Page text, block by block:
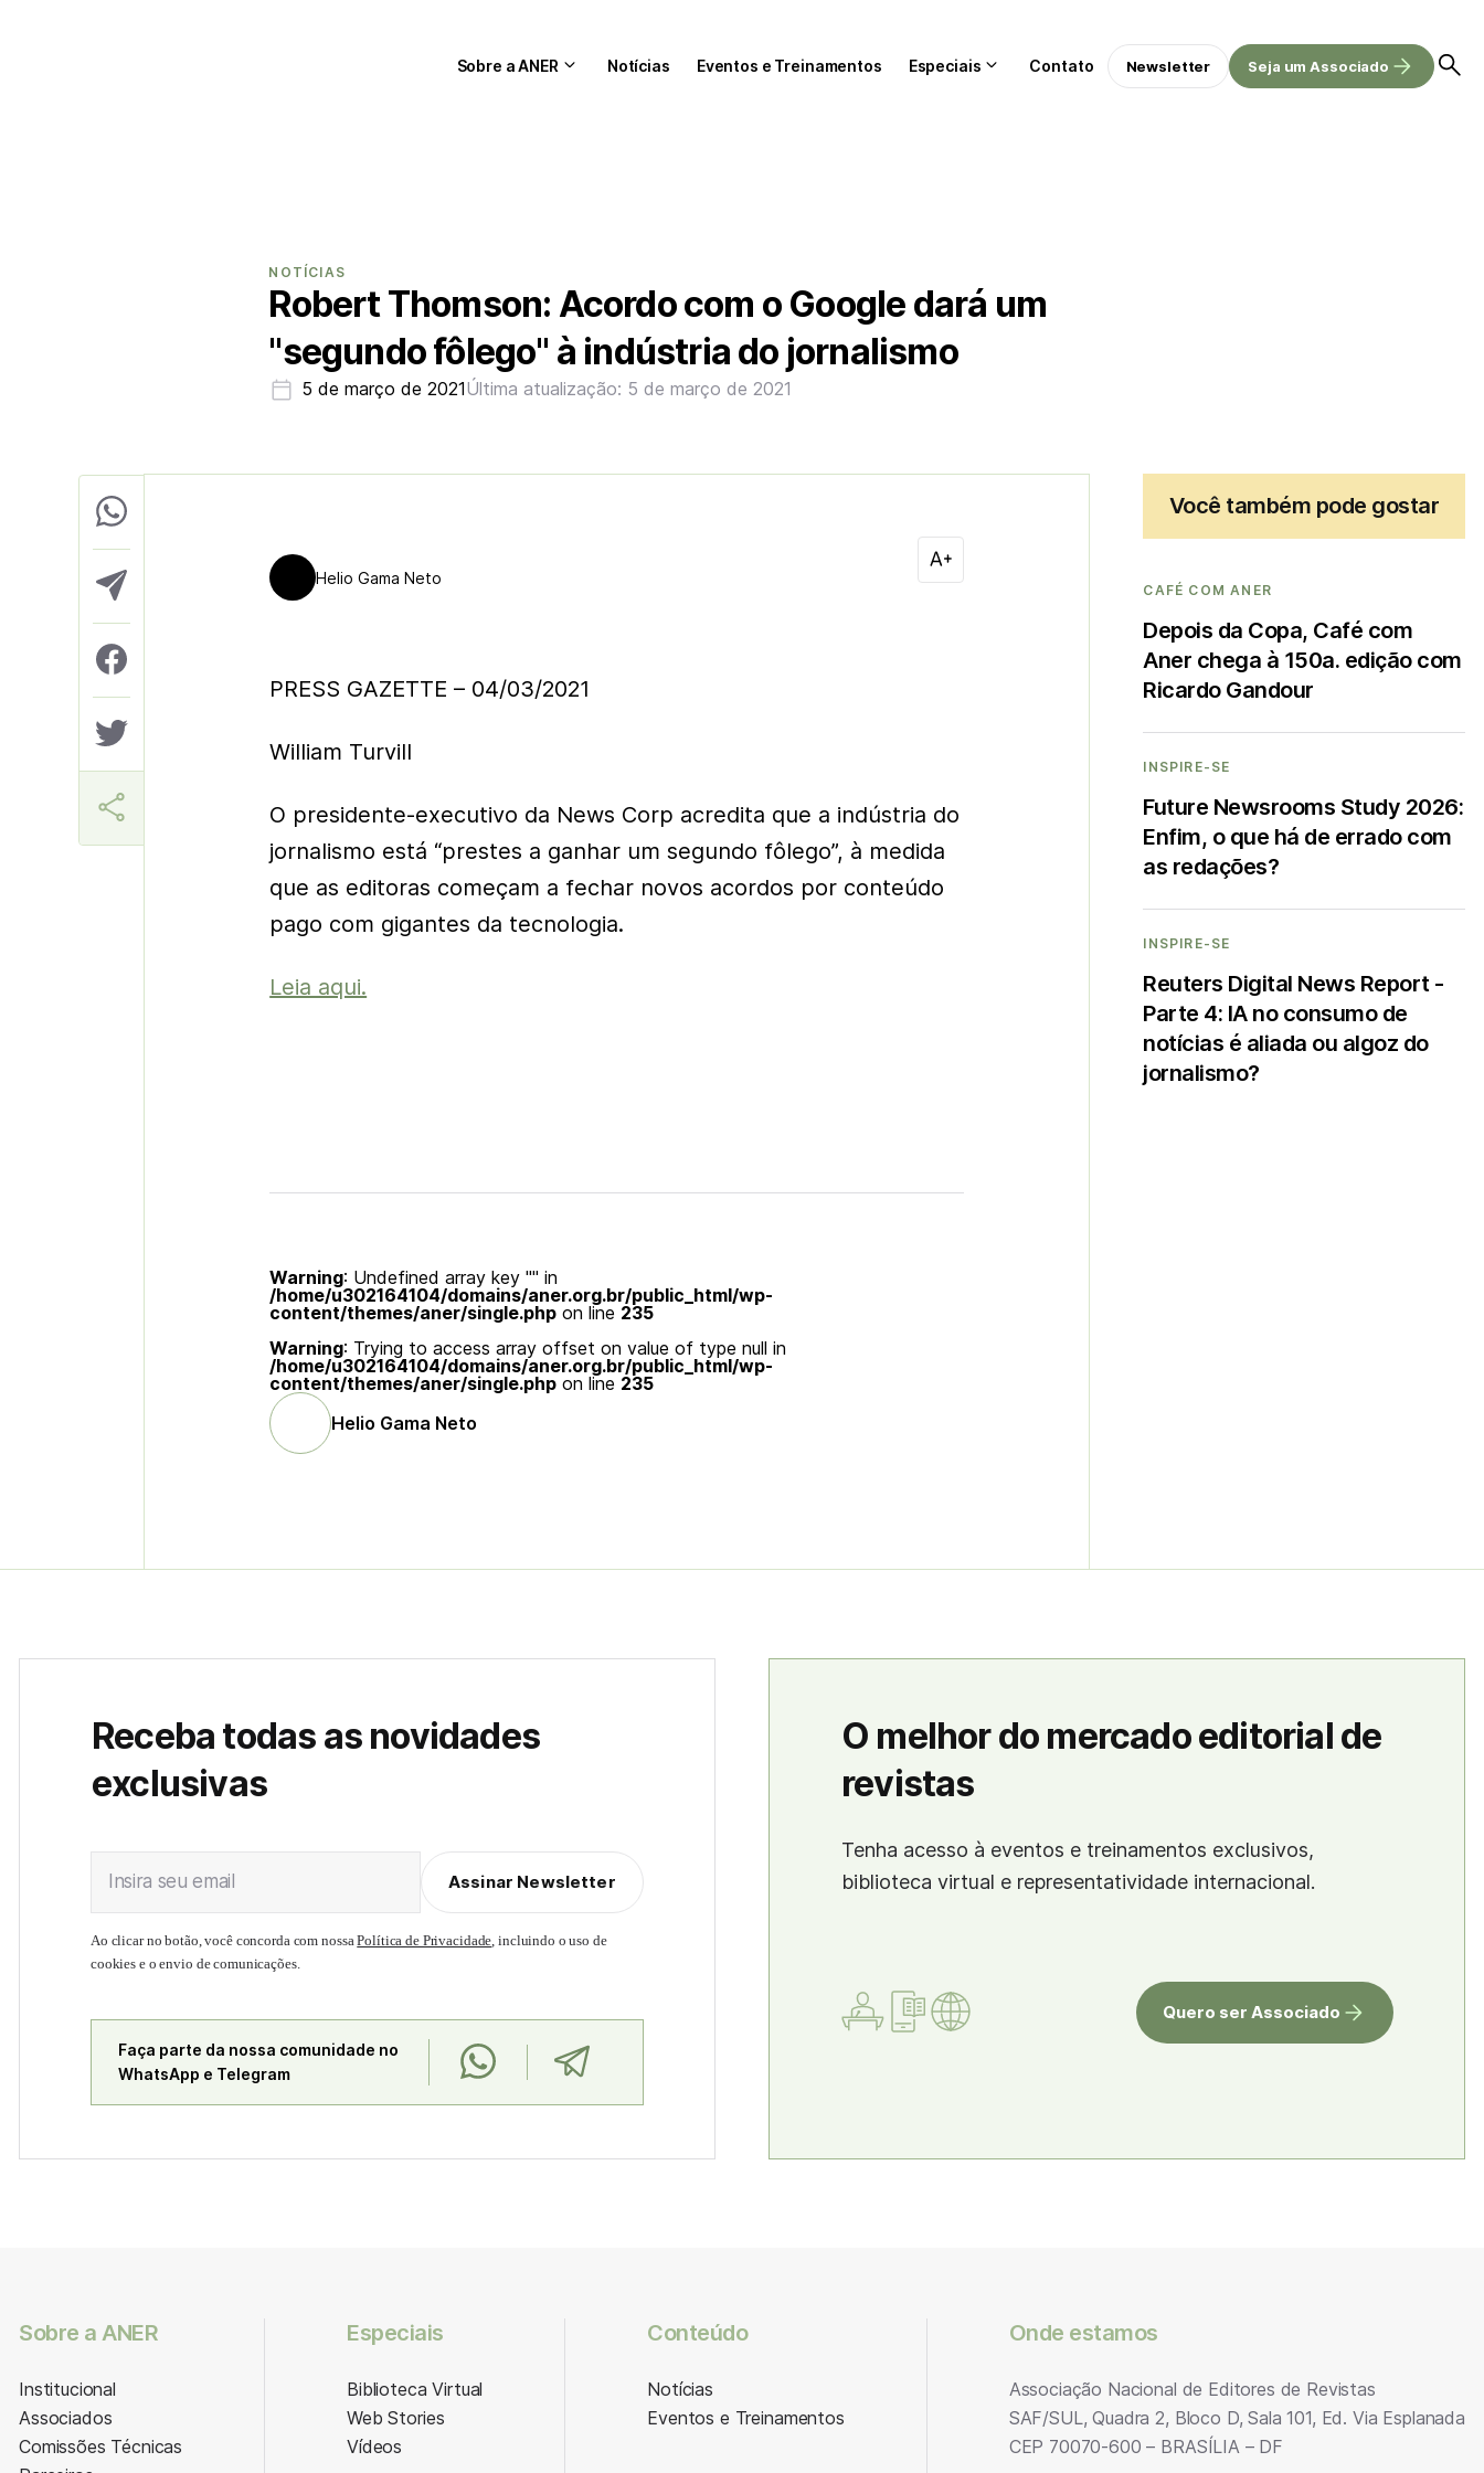
Sobre a ANER Notícias Eventos e Treinamentos Especiais Contato Newsletter Seja um Associado
NOTÍCIAS
Robert Thomson: Acordo com o Google dará um
"segundo fôlego" à indústria do jornalismo
5 de março de 2021Última atualização: 5 de março de 2021
Helio Gama Neto
PRESS GAZETTE – 04/03/2021
William Turvill
O presidente-executivo da News Corp acredita que a indústria do
jornalismo está “prestes a ganhar um segundo fôlego”, à medida
que as editoras começam a fechar novos acordos por conteúdo
pago com gigantes da tecnologia.
Leia aqui.
Warning: Undefined array key "" in
/home/u302164104/domains/aner.org.br/public_html/wp-
content/themes/aner/single.php on line 235
Warning: Trying to access array offset on value of type null in
/home/u302164104/domains/aner.org.br/public_html/wp-
content/themes/aner/single.php on line 235
Helio Gama Neto
Você também pode gostar
CAFÉ COM ANER
Depois da Copa, Café com
Aner chega à 150a. edição com
Ricardo Gandour
INSPIRE-SE
Future Newsrooms Study 2026:
Enfim, o que há de errado com
as redações?
INSPIRE-SE
Reuters Digital News Report -
Parte 4: IA no consumo de
notícias é aliada ou algoz do
jornalismo?
Receba todas as novidades
exclusivas
Insira seu email Assinar Newsletter
Ao clicar no botão, você concorda com nossaPolítica de Privacidade, incluindo o uso de
cookies e o envio de comunicações.
Faça parte da nossa comunidade no
WhatsApp e Telegram
O melhor do mercado editorial de
revistas
Tenha acesso à eventos e treinamentos exclusivos,
biblioteca virtual e representatividade internacional.
Quero ser Associado
Sobre a ANER
Institucional
Associados
Comissões Técnicas
Especiais
Biblioteca Virtual
Web Stories
Vídeos
Conteúdo
Notícias
Eventos e Treinamentos
Onde estamos
Associação Nacional de Editores de Revistas
SAF/SUL, Quadra 2, Bloco D, Sala 101, Ed. Via Esplanada
CEP 70070-600 – BRASÍLIA – DF